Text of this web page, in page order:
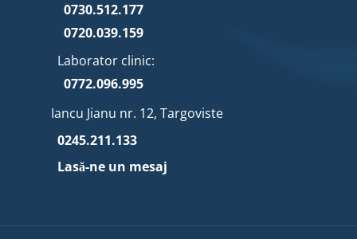
0730.512.177
0720.039.159
Laborator clinic:
0772.096.995
Iancu Jianu nr. 12, Targoviste
0245.211.133
Lasă-ne un mesaj